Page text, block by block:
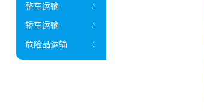
整车运输
轿车运输
危险品运输